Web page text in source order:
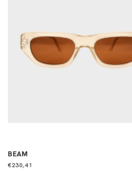
BEAM
€230,41